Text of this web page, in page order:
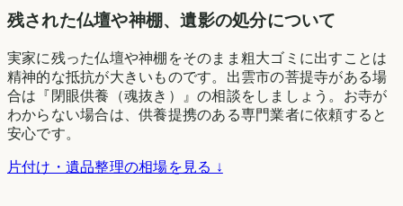
残された仏壇や神棚、遺影の処分について
実家に残った仏壇や神棚をそのまま粗大ゴミに出すことは
精神的な抵抗が大きいものです。出雲市の菩提寺がある場
合は『閉眼供養（魂抜き）』の相談をしましょう。お寺が
わからない場合は、供養提携のある専門業者に依頼すると
安心です。
片付け・遺品整理の相場を見る ↓